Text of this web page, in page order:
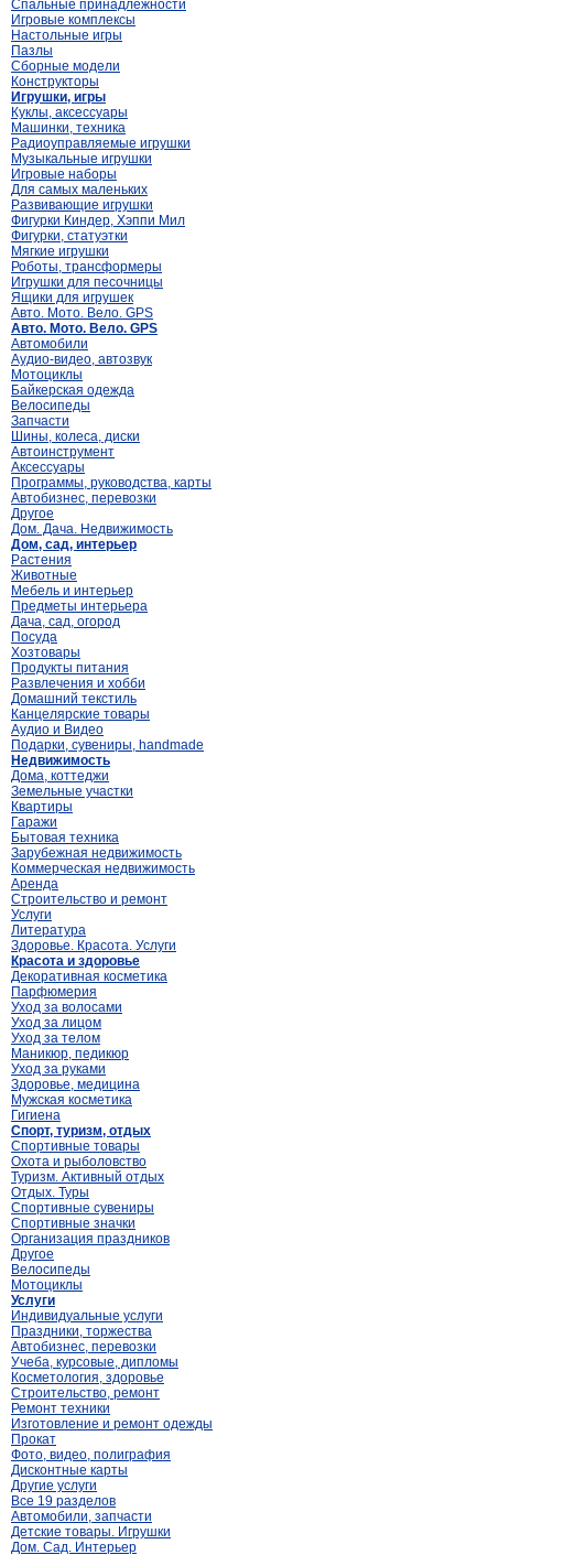
Спальные принадлежности
Игровые комплексы
Настольные игры
Пазлы
Сборные модели
Конструкторы
Игрушки, игры
Куклы, аксессуары
Машинки, техника
Радиоуправляемые игрушки
Музыкальные игрушки
Игровые наборы
Для самых маленьких
Развивающие игрушки
Фигурки Киндер, Хэппи Мил
Фигурки, статуэтки
Мягкие игрушки
Роботы, трансформеры
Игрушки для песочницы
Ящики для игрушек
Авто. Мото. Вело. GPS
Авто. Мото. Вело. GPS
Автомобили
Аудио-видео, автозвук
Мотоциклы
Байкерская одежда
Велосипеды
Запчасти
Шины, колеса, диски
Автоинструмент
Аксессуары
Программы, руководства, карты
Автобизнес, перевозки
Другое
Дом. Дача. Недвижимость
Дом, сад, интерьер
Растения
Животные
Мебель и интерьер
Предметы интерьера
Дача, сад, огород
Посуда
Хозтовары
Продукты питания
Развлечения и хобби
Домашний текстиль
Канцелярские товары
Аудио и Видео
Подарки, сувениры, handmade
Недвижимость
Дома, коттеджи
Земельные участки
Квартиры
Гаражи
Бытовая техника
Зарубежная недвижимость
Коммерческая недвижимость
Аренда
Строительство и ремонт
Услуги
Литература
Здоровье. Красота. Услуги
Красота и здоровье
Декоративная косметика
Парфюмерия
Уход за волосами
Уход за лицом
Уход за телом
Маникюр, педикюр
Уход за руками
Здоровье, медицина
Мужская косметика
Гигиена
Спорт, туризм, отдых
Спортивные товары
Охота и рыболовство
Туризм. Активный отдых
Отдых. Туры
Спортивные сувениры
Спортивные значки
Организация праздников
Другое
Велосипеды
Мотоциклы
Услуги
Индивидуальные услуги
Праздники, торжества
Автобизнес, перевозки
Учеба, курсовые, дипломы
Косметология, здоровье
Строительство, ремонт
Ремонт техники
Изготовление и ремонт одежды
Прокат
Фото, видео, полиграфия
Дисконтные карты
Другие услуги
Все 19 разделов
Автомобили, запчасти
Детские товары. Игрушки
Дом. Сад. Интерьер